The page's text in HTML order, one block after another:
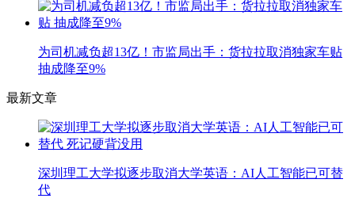
为司机减负超13亿！市监局出手：货拉拉取消独家车贴
抽成降至9%
最新文章
深圳理工大学拟逐步取消大学英语：AI人工智能已可替
代